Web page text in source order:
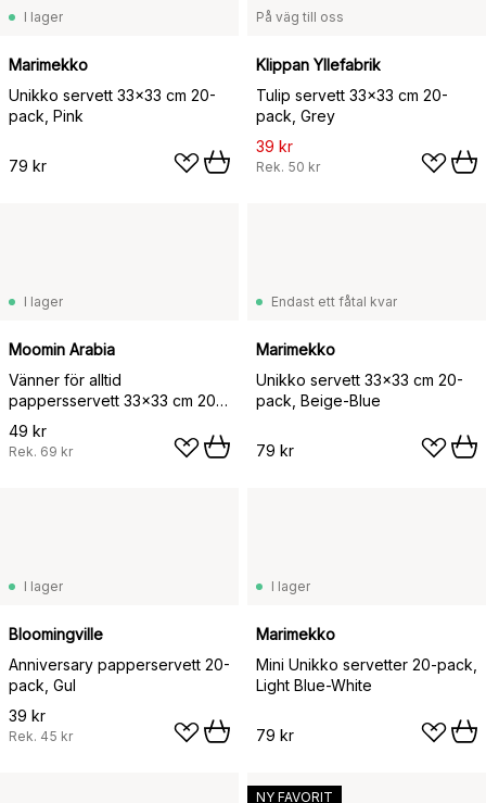
I lager
Marimekko
Unikko servett 33x33 cm 20-
pack, Pink
79 kr
På väg till oss
Klippan Yllefabrik
Tulip servett 33x33 cm 20-
pack, Grey
39 kr
Rek. 50 kr
I lager
Moomin Arabia
Vänner för alltid
pappersservett 33x33 cm 20-
pack, Multi
49 kr
Rek. 69 kr
Endast ett fåtal kvar
Marimekko
Unikko servett 33x33 cm 20-
pack, Beige-Blue
79 kr
I lager
Bloomingville
Anniversary papperservett 20-
pack, Gul
39 kr
Rek. 45 kr
I lager
Marimekko
Mini Unikko servetter 20-pack,
Light Blue-White
79 kr
NY FAVORIT